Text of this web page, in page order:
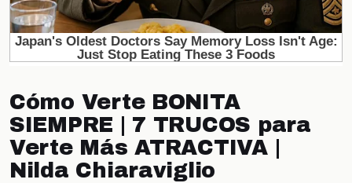
Cómo Verte BONITA
SIEMPRE | 7 TRUCOS para
Verte Más ATRACTIVA |
Nilda Chiaraviglio